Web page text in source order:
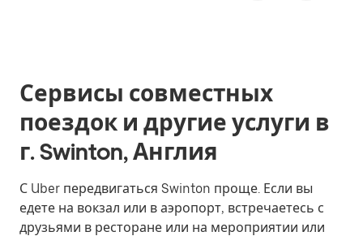
Сервисы совместных
поездок и другие услуги в
г. Swinton, Англия
С Uber передвигаться Swinton проще. Если вы
едете на вокзал или в аэропорт, встречаетесь с
друзьями в ресторане или на мероприятии или